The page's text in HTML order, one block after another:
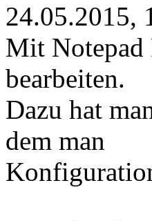
24.05.2015,
Mit Notepad
bearbeiten.
Dazu hat
dem man